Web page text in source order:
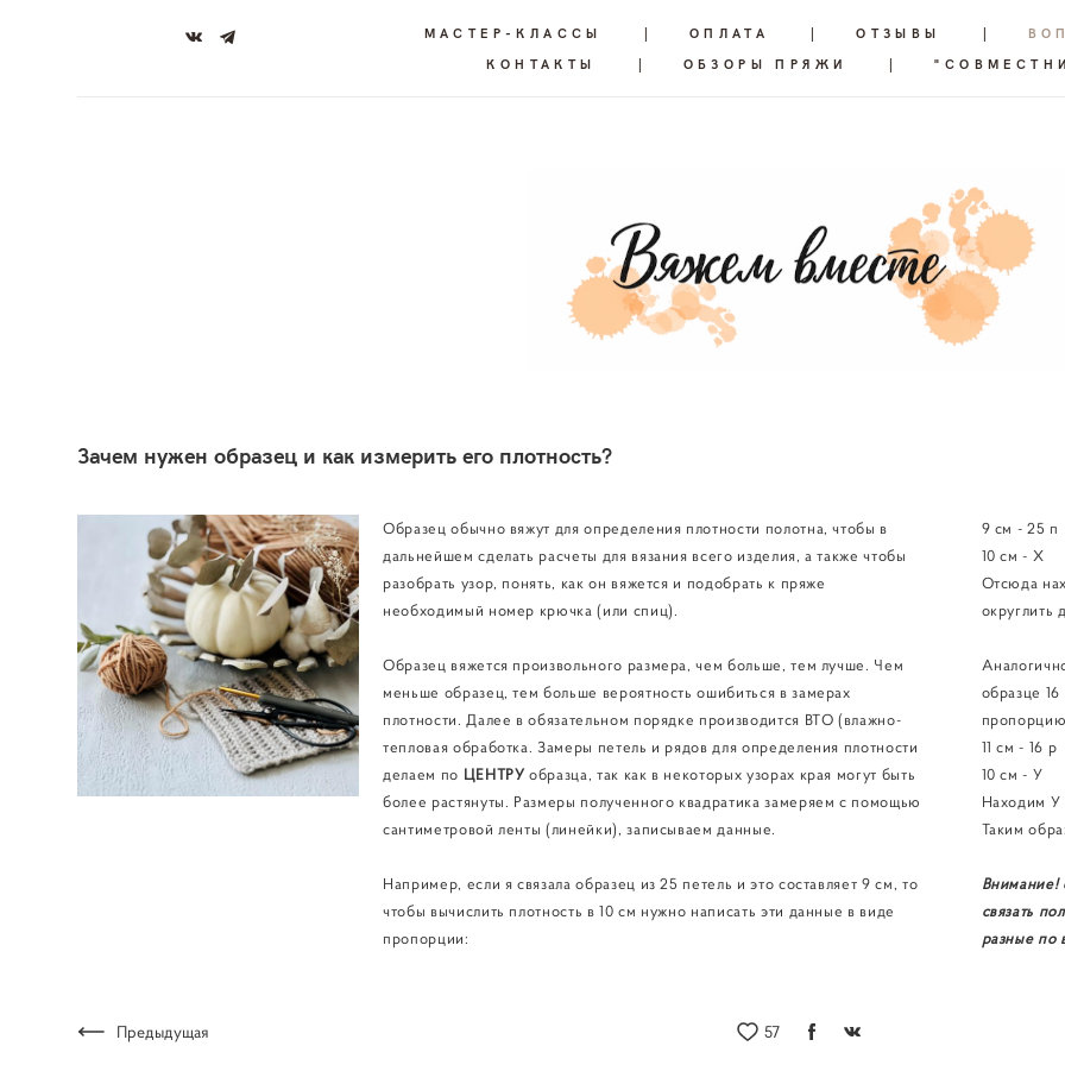
МАСТЕР-КЛАССЫ | ОПЛАТА | ОТЗЫВЫ |
КОНТАКТЫ
| ОБЗОРЫ ПРЯЖИ |
Зачем нужен образец и как измерить его плотность?
Образец обычно вяжут для определения плотности полотна, чтобы в
дальнейшем сделать расчеты для вязания всего изделия, а также чтобы
разобрать узор, понять, как он вяжется и подобрать к пряже
необходимый номер крючка (или спиц).
Образец вяжется произвольного размера, чем больше, тем лучше. Чем
меньше образец, тем больше вероятность ошибиться в замерах
плотности. Далее в обязательном порядке производится ВТО (влажно-
тепловая обработка. Замеры петель и рядов для определения плотности
делаем по ЦЕНТРУобразца, так как в некоторых узорах края могут быть
более растянуты. Размеры полученного квадратика замеряем с помощью
сантиметровой ленты (линейки), записываем данные.
Например, если я связала образец из 25 петель и это составляет 9 см, то
чтобы вычислить плотность в 10 см нужно написать эти данные в виде
пропорции:
9 см - 25 п
10 см - Х
Отсюда
округлить
образце
11 см - 16 р
10 см - У
Находим У
Таким
Внимание!
связать
разные по
57
Предыдущая